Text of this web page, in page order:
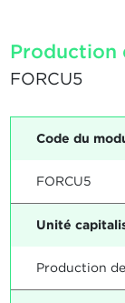
Production
FORCU5
Code du
FORCU5
Unité
Production